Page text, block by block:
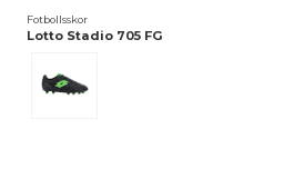
Fotbollsskor
Lotto Stadio 705 FG